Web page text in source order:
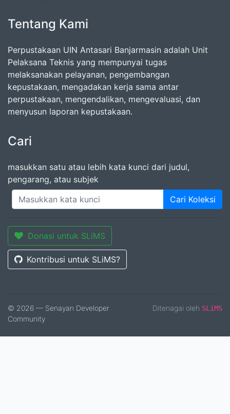
Tentang Kami
Perpustakaan UIN Antasari Banjarmasin adalah Unit
Pelaksana Teknis yang mempunyai tugas
melaksanakan pelayanan, pengembangan
kepustakaan, mengadakan kerja sama antar
perpustakaan, mengendalikan, mengevaluasi, dan
menyusun laporan kepustakaan.
Cari
masukkan satu atau lebih kata kunci dari judul,
pengarang, atau subjek
Cari Koleksi
Donasi untuk SLiMS
Kontribusi untuk SLiMS?
© 2026 — Senayan Developer
Community
Ditenagai oleh SLiMS